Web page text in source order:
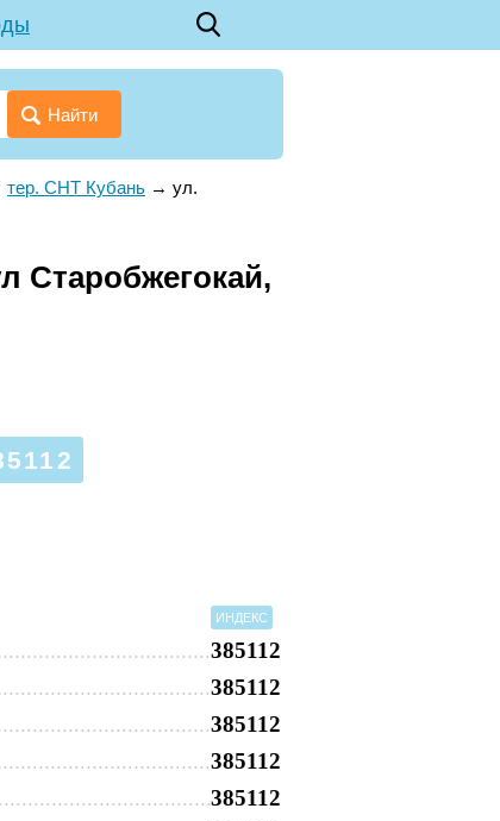
Найти
тер. СНТ Кубань → ул.
Старобжегокай,
ИНДЕКС
385112
385112
385112
385112
385112